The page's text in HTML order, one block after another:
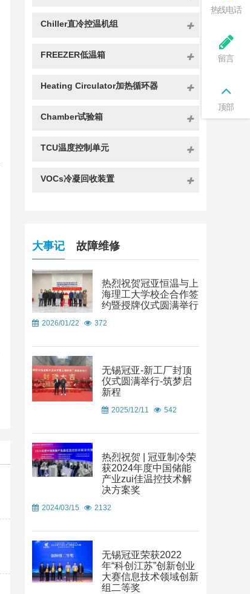
Chiller直冷控温机组
FREEZER低温箱
Heating Circulator加热循环器
Chamber试验箱
TCU温度控制单元
VOCs冷凝回收装置
大事记 故障维修
热烈祝贺冠亚恒温与上
海理工大学校企合作签
约暨授牌仪式圆满举行
2026/01/22 372
无锡冠亚-新工厂封顶
仪式圆满举行-筑梦启
新程
2025/12/11 542
热烈祝贺 | 冠亚制冷荣
获2024年度中国储能
产业zui佳温控技术解
决方案奖
2024/03/15 2132
无锡冠亚荣获2022
年“科创江苏”创新创业
大赛信息技术领域创新
组二等奖
热线电话
留言
顶部